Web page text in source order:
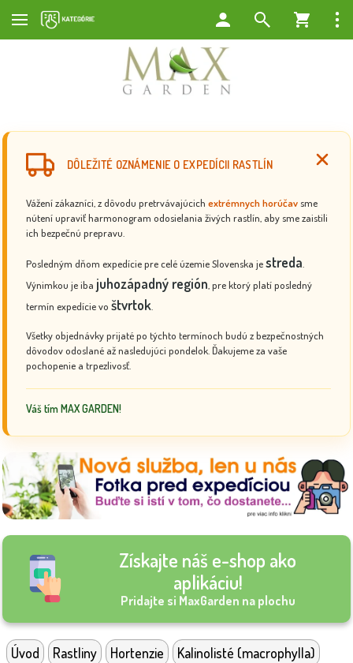
DÔLEŽITÉ OZNÁMENIE O EXPEDÍCII RASTLÍN
Vážení zákazníci, z dôvodu pretrvávajúcich extrémnych horúčav sme
nútení upraviť harmonogram odosielania živých rastlín, aby sme zaistili
ich bezpečnú prepravu.
Posledným dňom expedície pre celé územie Slovenska jestreda
Výnimkou je iba juhozápadný región , pre ktorý platí posledný
termín expedície vo štvrtok
Všetky objednávky prijaté po týchto termínoch budú z bezpečnostných
dôvodov odoslané až nasledujúci pondelok. Ďakujeme za vaše
pochopenie a trpezlivosť.
Váš tím MAX GARDEN!
Získajte náš e-shop ako
aplikáciu!
Pridajte si MaxGarden na plochu
Úvod Rastliny Hortenzie Kalinolisté (macrophylla)